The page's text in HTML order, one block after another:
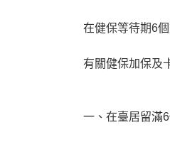
在健保等待期6
有關健保加保及
一、在臺居留滿